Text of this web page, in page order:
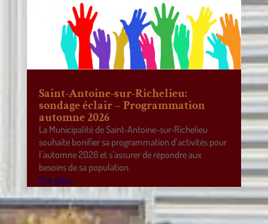
Saint-Antoine-sur-Richelieu:
sondage éclair – Programmation
automne 2026
La Municipalité de Saint-Antoine-sur-Richelieu
souhaite bonifier sa programmation d’activités pour
l’automne 2026 et s’assurer de répondre aux
besoins de sa population.
lire plus